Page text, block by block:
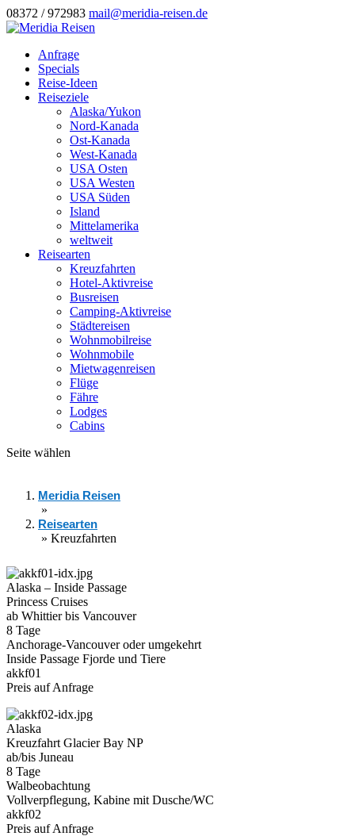
08372 / 972983 mail@meridia-reisen.de
Anfrage
Specials
Reise-Ideen
Reiseziele
Alaska/Yukon
Nord-Kanada
Ost-Kanada
West-Kanada
USA Osten
USA Westen
USA Süden
Island
Mittelamerika
weltweit
Reisearten
Kreuzfahrten
Hotel-Aktivreise
Busreisen
Camping-Aktivreise
Städtereisen
Wohnmobilreise
Wohnmobile
Mietwagenreisen
Flüge
Fähre
Lodges
Cabins
Seite wählen
Meridia Reisen
»
Reisearten
» Kreuzfahrten
Alaska – Inside Passage
Princess Cruises
ab Whittier bis Vancouver
8 Tage
Anchorage-Vancouver oder umgekehrt
Inside Passage Fjorde und Tiere
akkf01
Preis auf Anfrage
Alaska
Kreuzfahrt Glacier Bay NP
ab/bis Juneau
8 Tage
Walbeobachtung
Vollverpflegung, Kabine mit Dusche/WC
akkf02
Preis auf Anfrage